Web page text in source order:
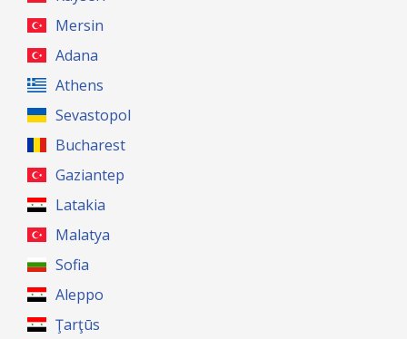
Mersin
Adana
Athens
Sevastopol
Bucharest
Gaziantep
Latakia
Malatya
Sofia
Aleppo
Ţarţūs